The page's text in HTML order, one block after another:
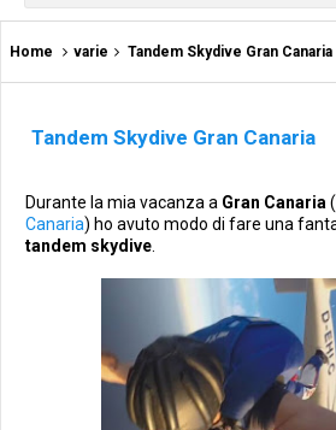
Home varie Tandem Skydive Gran Canaria
Tandem Skydive Gran Canaria
Durante la mia vacanza a Gran Canaria (
Canaria) ho avuto modo di fare una
tandem skydive